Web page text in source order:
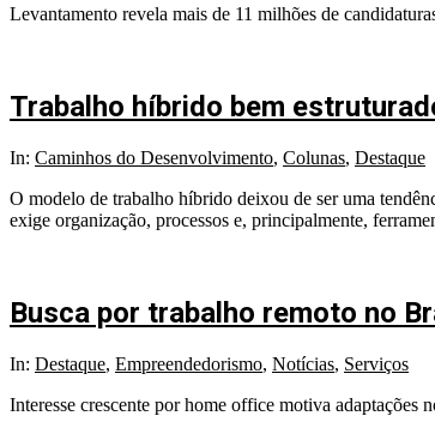
17
Levantamento revela mais de 11 milhões de
Trabalho híbrido bem
2026-
24
In: Caminhos do Desenvolvimento, Colunas, Destaque
O modelo de trabalho híbrido deixou de ser uma
exige organização, processos e, principalmente,
Busca por trabalho remoto no
2025-
14
In: Destaque, Empreendedorismo, Notícias, Serviços
Interesse crescente por home office motiva adaptações